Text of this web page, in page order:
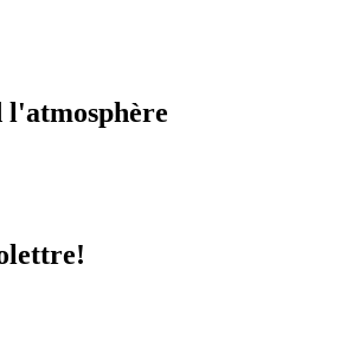
l'atmosphère